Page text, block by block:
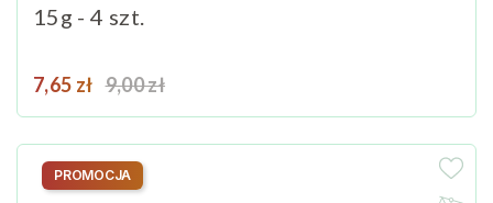
15g - 4 szt.
Cena
7,65 zł Cena podstawowa
9,00 zł
PROMOCJA